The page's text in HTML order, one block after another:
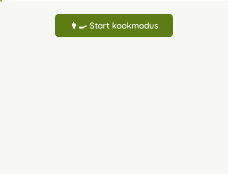
👩‍🍳 Start kookmodus